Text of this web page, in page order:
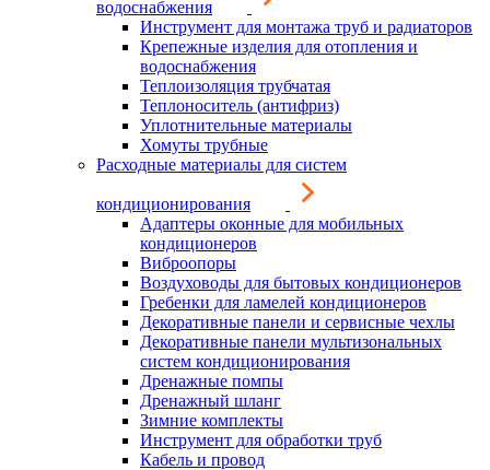
водоснабжения
Инструмент для монтажа труб и радиаторов
Крепежные изделия для отопления и
водоснабжения
Теплоизоляция трубчатая
Теплоноситель (антифриз)
Уплотнительные материалы
Хомуты трубные
Расходные материалы для систем
кондиционирования
Адаптеры оконные для мобильных
кондиционеров
Виброопоры
Воздуховоды для бытовых кондиционеров
Гребенки для ламелей кондиционеров
Декоративные панели и сервисные чехлы
Декоративные панели мультизональных
систем кондиционирования
Дренажные помпы
Дренажный шланг
Зимние комплекты
Инструмент для обработки труб
Кабель и провод